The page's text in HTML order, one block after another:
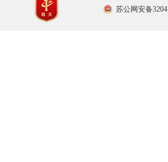
苏公网安备